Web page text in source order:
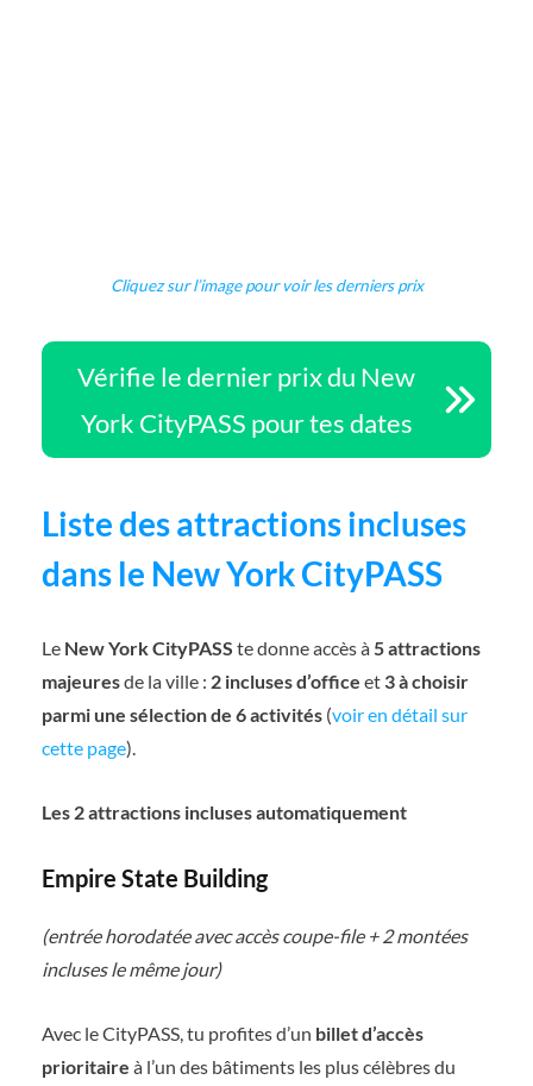
Cliquez sur l’image pour voir les derniers prix
Vérifie le dernier prix du New
York CityPASS pour tes dates
Liste des attractions incluses
dans le New York CityPASS
Le New York CityPASS te donne accès à 5 attractions
majeuresde la ville : 2 incluses d’office et 3 à choisir
parmi une sélection de 6 activités (voir en détail sur
cette page).
Les 2 attractions incluses automatiquement
Empire State Building
(entrée horodatée avec accès coupe-file + 2 montées
incluses le même jour)
Avec le CityPASS, tu profites d’un billet d’accès
prioritaire à l’un des bâtiments les plus célèbres du